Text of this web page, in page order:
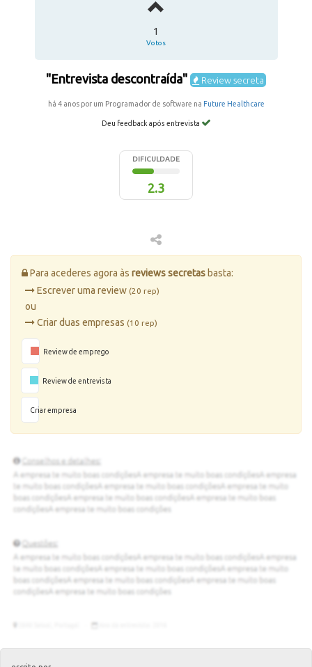
1
Votos
"Entrevista descontraída" Review secreta
há 4 anos por um Programador de software na Future Healthcare
Deu feedback após entrevista
DIFICULDADE
2.3
Para acederes agora às reviews secretas basta:
Escrever uma review (20 rep)
ou
Criar duas empresas (10 rep)
Review de emprego
Review de entrevista
Criar empresa